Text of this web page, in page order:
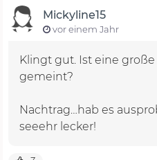
Mickyline15
vor einem Jahr
Klingt gut. Ist eine
gemeint?
Nachtrag…hab es
seeehr lecker!